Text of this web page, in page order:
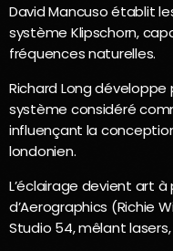
David Mancuso établit
système Klipschorn,
fréquences naturelles.
Richard Long développe
système considéré
influençant la
londonien.
L’éclairage devient art
d’Aerographics (Richie
Studio 54, mêlant